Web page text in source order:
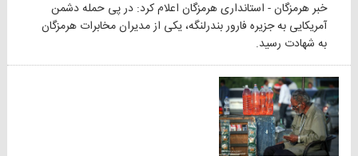
خبر هرمزگان - استانداری هرمزگان اعلام کرد: در پی حمله دشمن
آمریکایی به جزیره فارور بندرلنگه، یکی از مدیران مخابرات هرمزگان
به شهادت رسید.